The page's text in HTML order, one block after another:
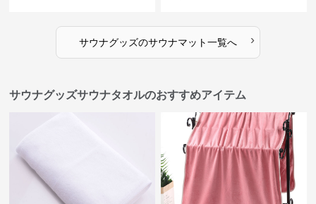
サウナグッズのサウナマット一覧へ ›
サウナグッズサウナタオルのおすすめアイテム